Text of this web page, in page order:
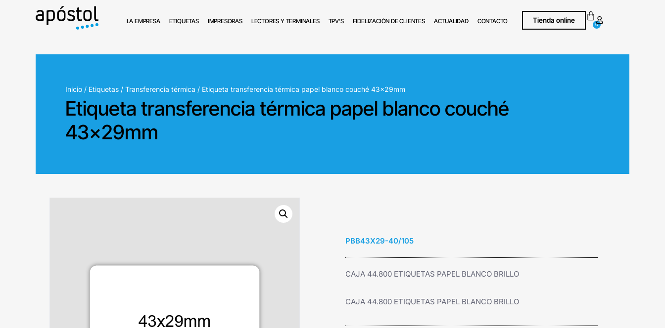
LA EMPRESA ETIQUETAS IMPRESORAS LECTORES Y TERMINALES TPV’S FIDELIZACIÓN DE CLIENTES ACTUALIDAD CONTACTO Tienda online 0
Inicio / Etiquetas / Transferencia térmica / Etiqueta transferencia térmica papel blanco couché 43x29mm
Etiqueta transferencia térmica papel blanco couché
43x29mm
PBB43X29-40/105
CAJA 44.800 ETIQUETAS PAPEL BLANCO BRILLO
CAJA 44.800 ETIQUETAS PAPEL BLANCO BRILLO